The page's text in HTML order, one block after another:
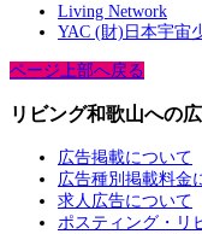
Living Network
YAC (財)日本宇宙
ページ上部へ戻る
リビング和歌山への
広告掲載について
広告種別掲載料金
求人広告について
ポスティング・リ